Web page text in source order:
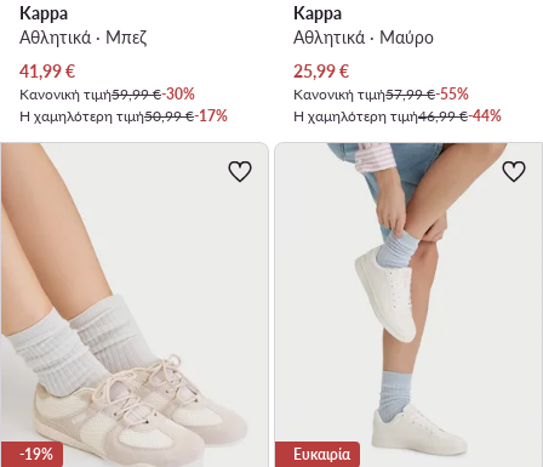
Kappa
Αθλητικά · Μπεζ
Τρέχουσα τιμή
41,99€
Κανονική τιμή59,99 €-30%
Η χαμηλότερη τιμή50,99 €-17%
Kappa
Αθλητικά · Μαύρο
Τρέχουσα τιμή
25,99€
Κανονική τιμή57,99 €-55%
Η χαμηλότερη τιμή46,99 €-44%
-19% Ευκαιρία